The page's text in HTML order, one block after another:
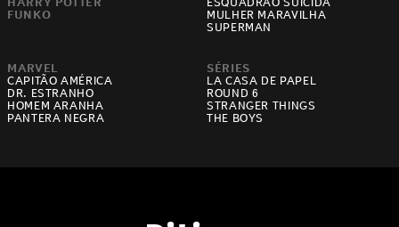
FUNKO
MULHER MARAVILHA
SUPERMAN
MARVEL
CAPITÃO AMÉRICA
DR. ESTRANHO
HOMEM ARANHA
PANTERA NEGRA
SÉRIES
LA CASA DE PAPEL
ROUND 6
STRANGER THINGS
THE BOYS